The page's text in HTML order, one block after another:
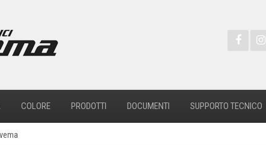
COLORE PRODOTTI DOCUMENTI SUPPORTO TECNICO